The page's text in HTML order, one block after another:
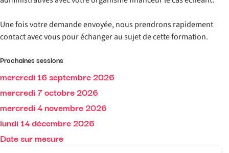
Une fois votre demande envoyée, nous prendrons rapidement
contact avec vous pour échanger au sujet de cette formation.
Prochaines sessions
mercredi 16 septembre 2026
mercredi 7 octobre 2026
mercredi 4 novembre 2026
lundi 14 décembre 2026
Date sur mesure